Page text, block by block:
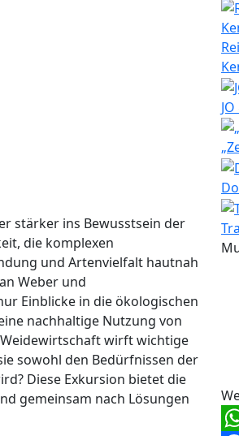
stärker ins Bewusstsein der
die komplexen
und Artenvielfalt hautnah
Weber und
Einblicke in die ökologischen
nachhaltige Nutzung von
wirft wichtige
sowohl den Bedürfnissen der
Diese Exkursion bietet die
gemeinsam nach Lösungen